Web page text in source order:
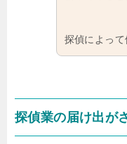
探偵によって
探偵業の届け出が